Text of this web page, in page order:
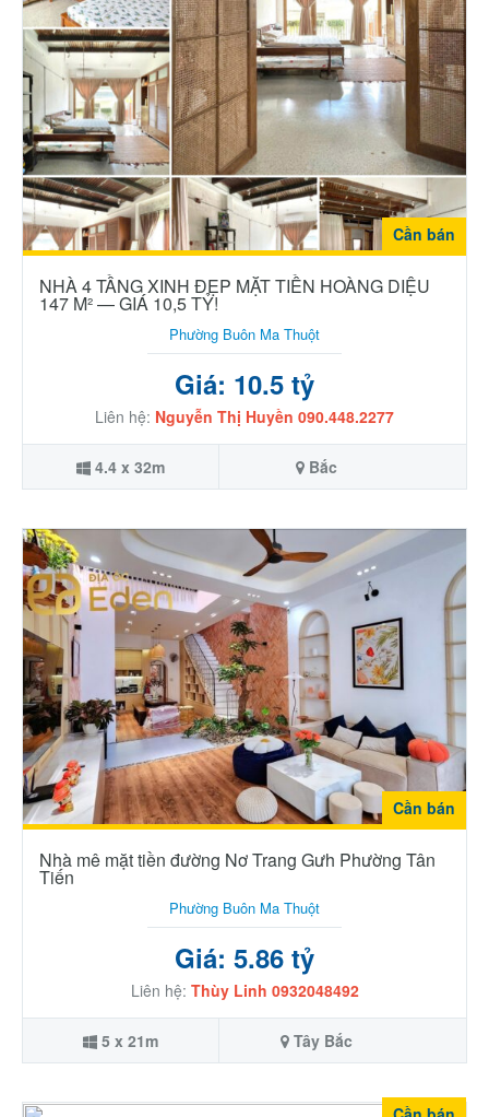
Cần bán
NHÀ 4 TẦNG XINH ĐẸP MẶT TIỀN HOÀNG DIỆU
147 M² — GIÁ 10,5 TỶ!
Phường Buôn Ma Thuột
Giá: 10.5 tỷ
Liên hệ: Nguyễn Thị Huyền 090.448.2277
4.4 x 32m Bắc
Cần bán
Nhà mê mặt tiền đường Nơ Trang Gưh Phường Tân
Tiến
Phường Buôn Ma Thuột
Giá: 5.86 tỷ
Liên hệ: Thùy Linh 0932048492
5 x 21m Tây Bắc